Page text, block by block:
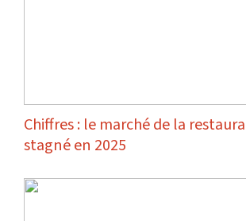
Chiffres : le marché de la
stagné en 2025